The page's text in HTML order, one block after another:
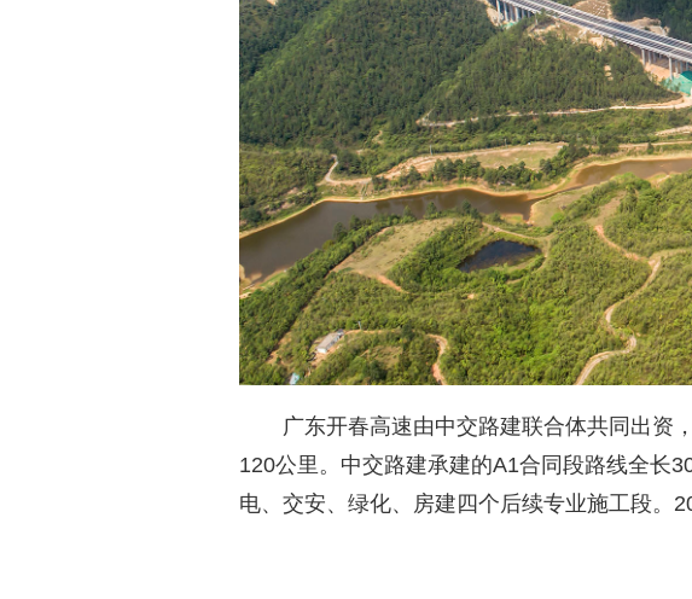
广东开春高速由中交路建联合体共同出资
120公里。中交路建承建的A1合同段路线全长
电、交安、绿化、房建四个后续专业施工段。